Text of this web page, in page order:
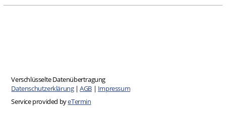
Service provided byeTermin
Verschlüsselte Datenübertragung
Datenschutzerklärung|AGB | Impressum